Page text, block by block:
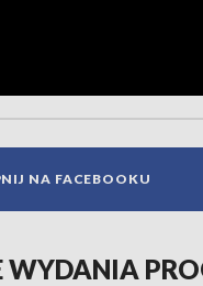
NA FACEBOOKU
WYDANIA